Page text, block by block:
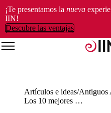
¡Te presentamos la nueva
IIN!
Descubre las ventajas
Artículos e ideas Antiguos
Los 10 mejores autores del Programa de Escritura de Libros del IIN